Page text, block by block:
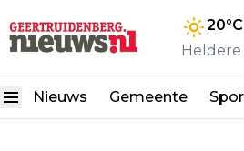
20°C
Heldere
Nieuws Gemeente